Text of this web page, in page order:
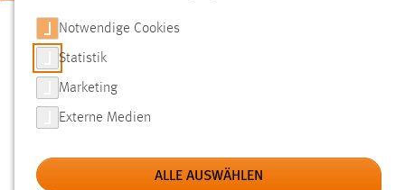
SUCHE
FILTER
Typ
Notwendige Cookies
Statistik
Marketing
Externe Medien
ALLE AUSWÄHLEN